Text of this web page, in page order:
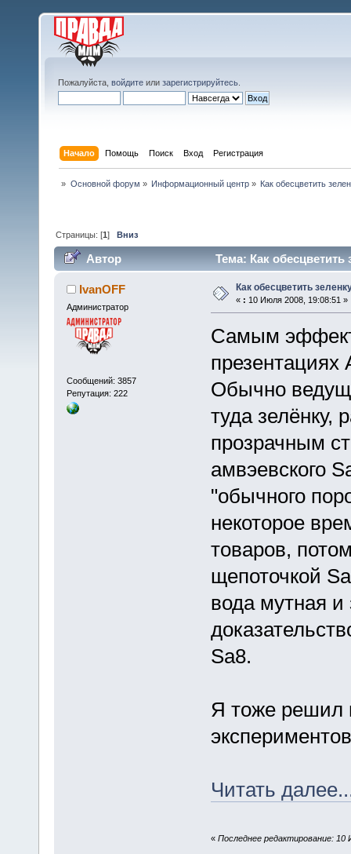
Пожалуйста, войдите или зарегистрируйтесь
Начало Помощь Поиск Вход Регистрация
» Основной форум » Информационный центр» Как обесцветить
Страницы: [1]Вниз
Автор Тема: Как обесцветить
IvanOFF
Администратор
Сообщений: 3857
Репутация: 222
Как обесцветить
« : 10 Июля 2008, 19:08:51 »
Самым
презентациях
Обычно
туда зелёнку,
прозрачным
амвэевского
"обычного
некоторое
товаров,
щепоточкой
вода мутная и
Sa8.
Я тоже решил
Читать
« Последнее редактирование: